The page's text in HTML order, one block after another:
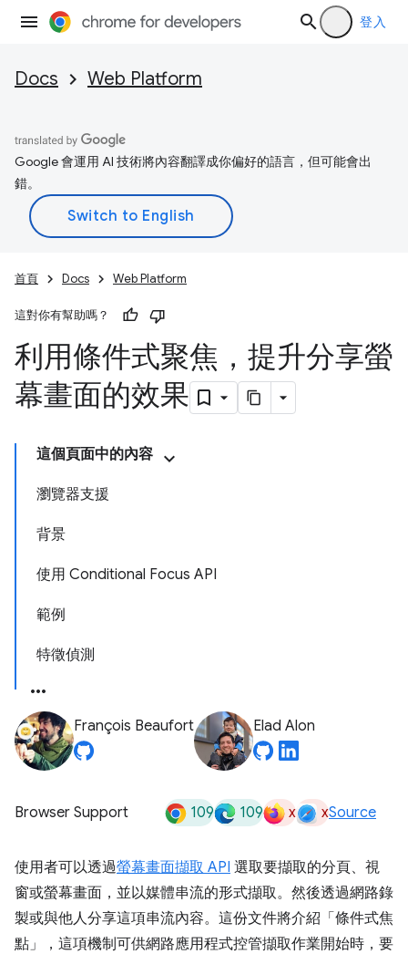
登入
Docs Web Platform
Google 會運用 AI 技術將內容翻譯成你偏好的語言，但可能會出
錯。
首頁 Docs Web Platform
這對你有幫助嗎？
利用條件式聚焦，提升分享螢
幕畫面的效果
這個頁面中的內容
瀏覽器支援
背景
使用 Conditional Focus API
範例
特徵偵測
François Beaufort Elad Alon
Browser Support 109 109 x xSource
使用者可以透過螢幕畫面擷取 API 選取要擷取的分頁、視
窗或螢幕畫面，並以媒體串流的形式擷取。然後透過網路錄
製或與他人分享這項串流內容。這份文件將介紹「條件式焦
點」，這項機制可供網路應用程式控管擷取作業開始時，要